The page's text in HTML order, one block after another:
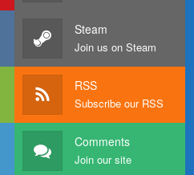
Steam
Join us on Steam
RSS
Subscribe our RSS
Comments
Join our site